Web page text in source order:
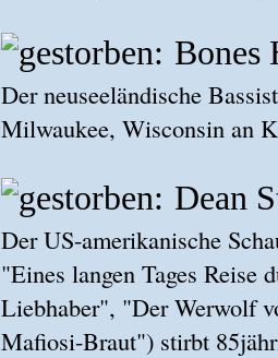
Bones
Der neuseeländische
Milwaukee, Wisconsin an
Dean
Der US-amerikanische
"Eines langen Tages Reise
Liebhaber", "Der Werwolf
Mafiosi-Braut") stirbt